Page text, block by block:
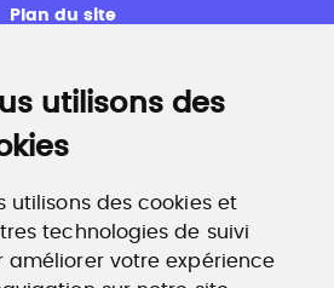
utilisons des
utilisons des cookies et
technologies de suivi
améliorer votre expérience
Plan du site
Emploi
culturel 784.000 visites et